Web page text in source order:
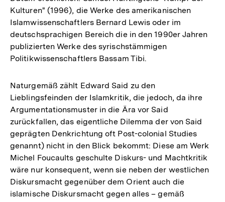
Kulturen" (1996), die Werke des amerikanischen
Islamwissenschaftlers Bernard Lewis oder im
deutschsprachigen Bereich die in den 1990er Jahren
publizierten Werke des syrischstämmigen
Politikwissenschaftlers Bassam Tibi.
Naturgemäß zählt Edward Said zu den
Lieblingsfeinden der Islamkritik, die jedoch, da ihre
Argumentationsmuster in die Ära vor Said
zurückfallen, das eigentliche Dilemma der von Said
geprägten Denkrichtung oft Post-colonial Studies
genannt) nicht in den Blick bekommt: Diese am Werk
Michel Foucaults geschulte Diskurs- und Machtkritik
wäre nur konsequent, wenn sie neben der westlichen
Diskursmacht gegenüber dem Orient auch die
islamische Diskursmacht gegen alles – gemäß